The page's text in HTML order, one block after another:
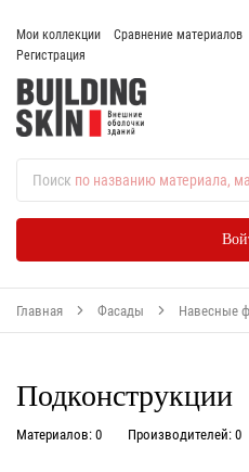
Мои коллекции Сравнение материалов
Регистрация
Поиск по названию материала,
Главная Фасады Навесные
Подконструкции
Материалов: 0 Производителей: 0